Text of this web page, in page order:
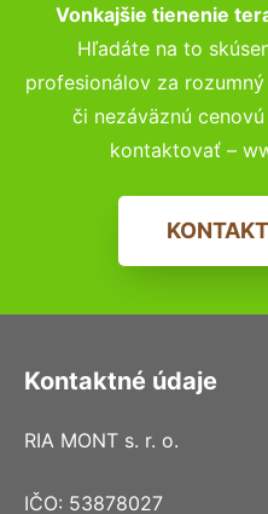
Vonkajšie tienenie
Hľadáte na to
profesionálov za
či nezáväznú
kontaktovať –
Kontaktné údaje
RIA MONT s. r. o.
IČO: 53878027